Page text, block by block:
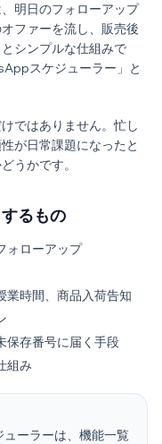
明日のフォローアップ
ファーを流し、販売後
シンプルな仕組みで
スケジューラー」と
ではありません。忙し
が日常課題になったと
うかです。
るもの
ォローアップ
業時間、商品入荷告知
保存番号に届く手段
組み
ーラーは、機能一覧